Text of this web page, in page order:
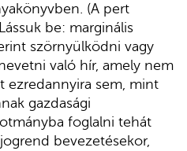
(A pert
be: marginális
szörnyülködni vagy
való hír, amely nem
ezredannyira sem, mint
gazdasági
foglalni tehát
bevezetésekor,